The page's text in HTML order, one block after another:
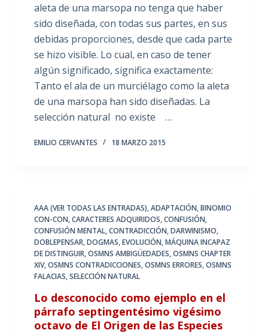
aleta de una marsopa no tenga que haber
sido diseñada, con todas sus partes, en sus
debidas proporciones, desde que cada parte
se hizo visible. Lo cual, en caso de tener
algún significado, significa exactamente:
Tanto el ala de un murciélago como la aleta
de una marsopa han sido diseñadas. La
selección natural no existe …
EMILIO CERVANTES 18 MARZO 2015
AAA (VER TODAS LAS ENTRADAS),ADAPTACIÓN,BINOMIO
CON-CON,CARACTERES ADQUIRIDOS,CONFUSIÓN,
CONFUSIÓN MENTAL,CONTRADICCIÓN,DARWINISMO,
DOBLEPENSAR,DOGMAS,EVOLUCIÓN,MÁQUINA INCAPAZ
DE DISTINGUIR,OSMNS AMBIGÜEDADES,OSMNS CHAPTER
XIV,OSMNS CONTRADICCIONES,OSMNS ERRORES,OSMNS
FALACIAS,SELECCIÓN NATURAL
Lo desconocido como ejemplo en el
párrafo septingentésimo vigésimo
octavo de El Origen de las Especies